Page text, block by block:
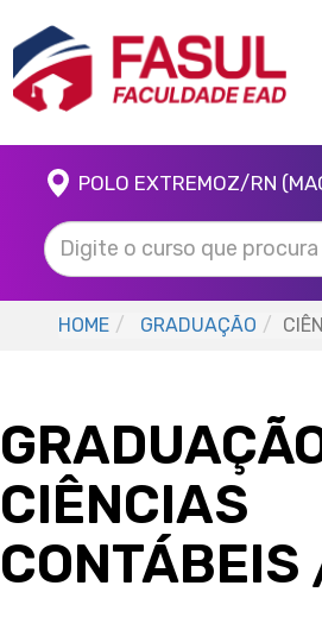
POLO EXTREMOZ/RN
HOME GRADUAÇÃO
CIÊNCIAS
CONTÁBEIS